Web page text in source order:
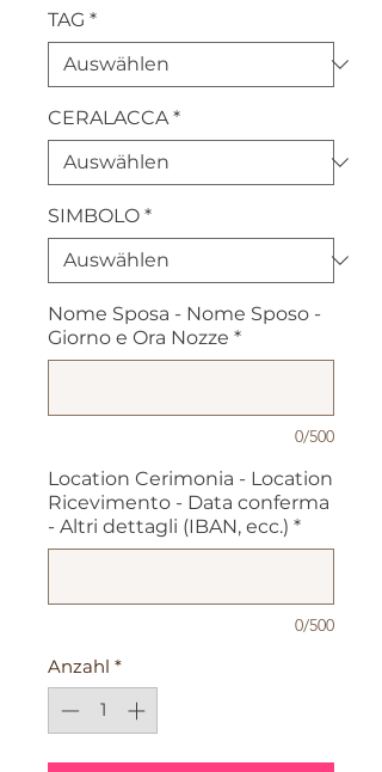
TAG *
CERALACCA *
SIMBOLO *
Nome Sposa - Nome Sposo -
Giorno e Ora Nozze *
0/500
Location Cerimonia - Location
Ricevimento - Data conferma
- Altri dettagli (IBAN, ecc.) *
0/500
Anzahl *